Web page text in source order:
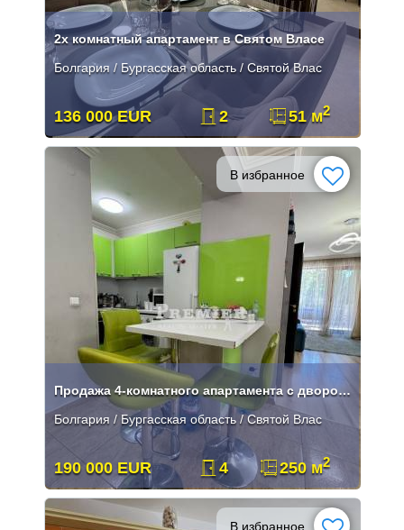
2х комнатный апартамент в Святом Власе
Болгария / Бургасская область / Святой Влас
136 000 EUR 2 51 м2
В избранное
Продажа 4-комнатного апартамента с двором и паркоместом в Святом Власе
Болгария / Бургасская область / Святой Влас
190 000 EUR 4 250 м2
В избранное